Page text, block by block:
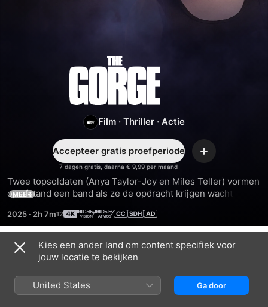
The
Gorge
Film · Thriller · Actie
7 dagen gratis, daarna € 9,99 per maand
Accepteer gratis proefperiode
Voeg
Twee topsoldaten (Anya Taylor-Joy en Miles Teller) vormen
op afstand een band als ze de opdracht krijgen wacht te
kwaad uit de diepte ontwaakt, moeten ze samenwerken om
in leven te blijven.
MEER
2025 · 2h 7m
Trailers
Kies een ander land om content specifiek voor
jouw locatie te bekijken
United States Ga door